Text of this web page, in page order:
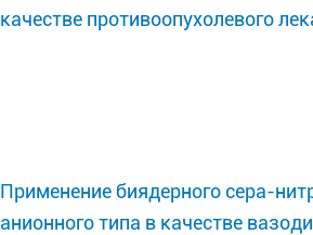
качестве противоопухолевого
Применение биядерного сера-
анионного типа в качестве